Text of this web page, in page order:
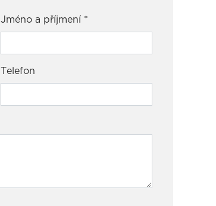
Jméno a příjmení *
Telefon